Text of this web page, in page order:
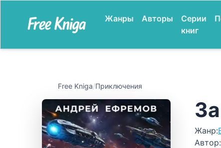
Жанры Авторы
Серии
книг
Free Kniga/Приключения
Жанр:
Автор: